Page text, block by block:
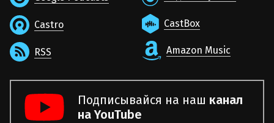
Castro
RSS
CastBox
Amazon Music
Подписывайся на наш канал
на YouTube